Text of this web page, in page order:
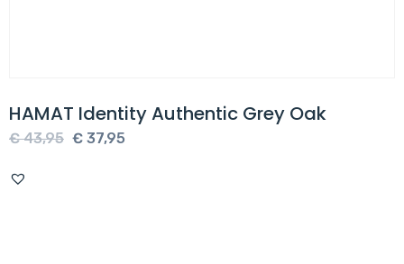
HAMAT Identity Authentic Grey Oak
€43,95 Oorspronkelijke
€ 37,95